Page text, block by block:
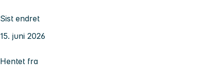
Sist endret
15. juni 2026
Hentet fra